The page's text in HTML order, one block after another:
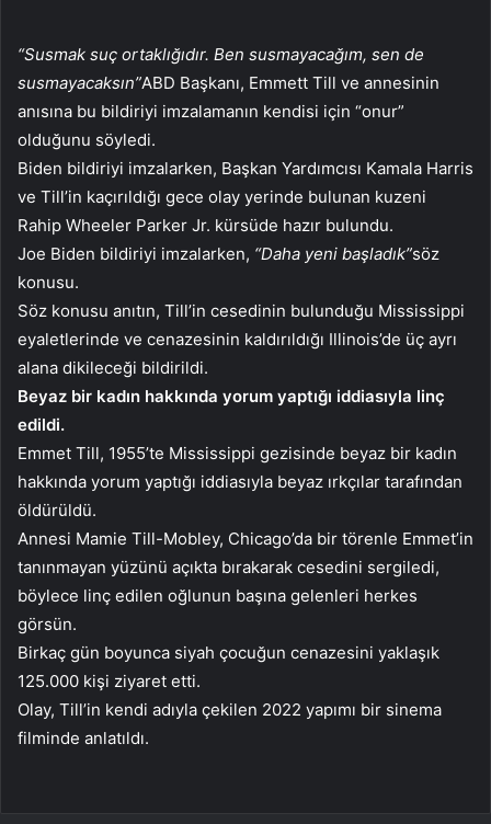
“Susmak suç ortaklığıdır. Ben susmayacağım, sen de
susmayacaksın”ABD Başkanı, Emmett Till ve annesinin
anısına bu bildiriyi imzalamanın kendisi için “onur”
olduğunu söyledi.
Biden bildiriyi imzalarken, Başkan Yardımcısı Kamala Harris
ve Till’in kaçırıldığı gece olay yerinde bulunan kuzeni
Rahip Wheeler Parker Jr. kürsüde hazır bulundu.
Joe Biden bildiriyi imzalarken, “Daha yeni başladık”söz
konusu.
Söz konusu anıtın, Till’in cesedinin bulunduğu Mississippi
eyaletlerinde ve cenazesinin kaldırıldığı Illinois’de üç ayrı
alana dikileceği bildirildi.
Beyaz bir kadın hakkında yorum yaptığı iddiasıyla linç
edildi.
Emmet Till, 1955’te Mississippi gezisinde beyaz bir kadın
hakkında yorum yaptığı iddiasıyla beyaz ırkçılar tarafından
öldürüldü.
Annesi Mamie Till-Mobley, Chicago’da bir törenle Emmet’in
tanınmayan yüzünü açıkta bırakarak cesedini sergiledi,
böylece linç edilen oğlunun başına gelenleri herkes
görsün.
Birkaç gün boyunca siyah çocuğun cenazesini yaklaşık
125.000 kişi ziyaret etti.
Olay, Till’in kendi adıyla çekilen 2022 yapımı bir sinema
filminde anlatıldı.